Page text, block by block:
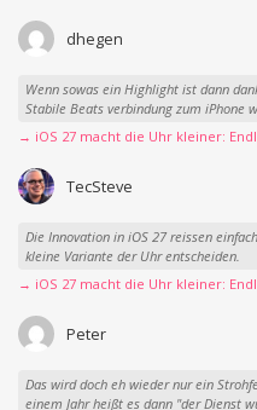
dhegen
Wenn sowas ein Highlight ist dann
Stabile Beats verbindung zum iPhone
→ iOS 27 macht die Uhr kleiner:
TecSteve
Die Innovation in iOS 27 reissen
kleine Variante der Uhr entscheiden.
→ iOS 27 macht die Uhr kleiner:
Peter
Das wird doch eh wieder nur ein
einem Jahr heißt es dann "der Dienst